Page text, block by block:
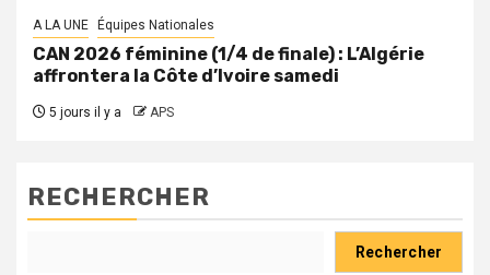
A LA UNE Équipes Nationales
CAN 2026 féminine (1/4 de finale) : L’Algérie
affrontera la Côte d’Ivoire samedi
5 jours il y a APS
RECHERCHER
Rechercher